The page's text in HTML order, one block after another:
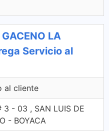
GACENO LA
Servicio al
al cliente
3 - 03 , SAN LUIS DE
- BOYACA